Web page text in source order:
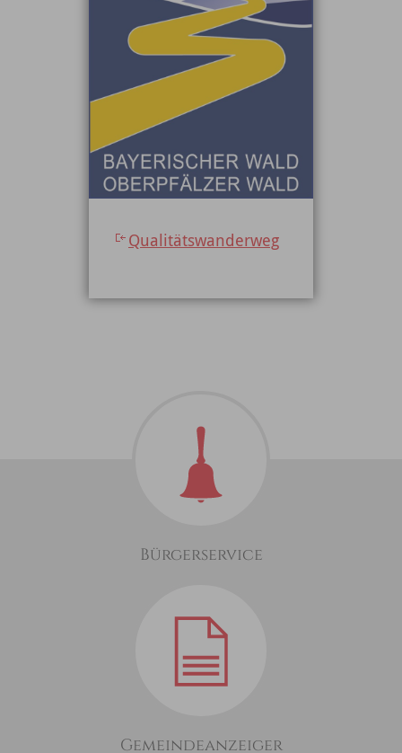
Qualitätswanderweg
Bürgerservice
Gemeindeanzeiger